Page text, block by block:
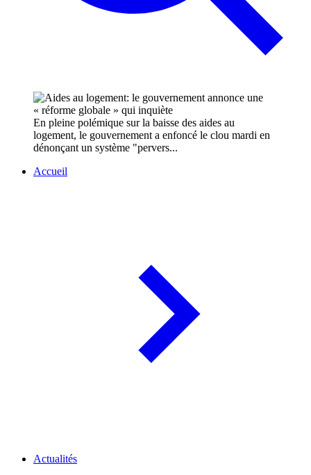
En pleine polémique sur la baisse des aides au
logement, le gouvernement a enfoncé le clou mardi en
dénonçant un système "pervers...
Accueil
Actualités